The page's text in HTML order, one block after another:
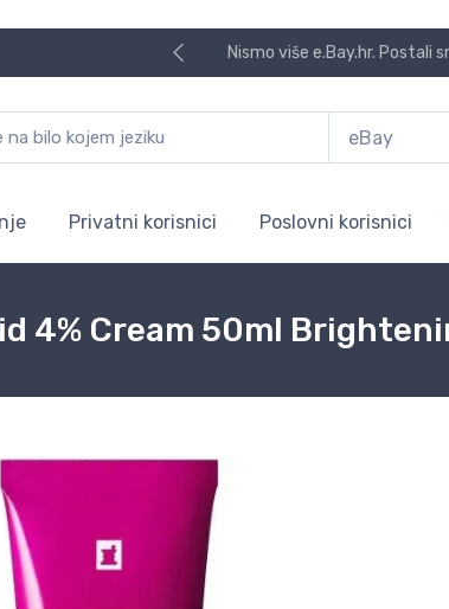
Nismo više e.Bay.hr. Postali
Privatni korisnici Poslovni korisnici
4% Cream 50ml